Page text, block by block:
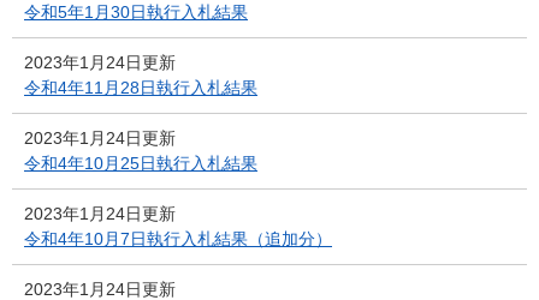
令和5年1月30日執行入札結果
2023年1月24日更新
令和4年11月28日執行入札結果
2023年1月24日更新
令和4年10月25日執行入札結果
2023年1月24日更新
令和4年10月7日執行入札結果（追加分）
2023年1月24日更新